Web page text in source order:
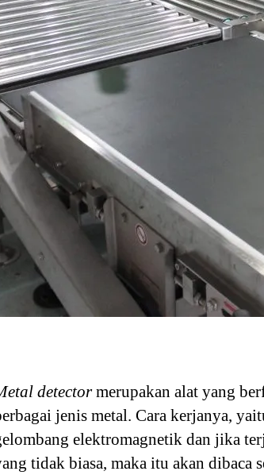
detectormerupakan alat yang
jenis metal. Cara kerjanya,
elektromagnetik dan jika
tidak biasa, maka itu akan dibaca